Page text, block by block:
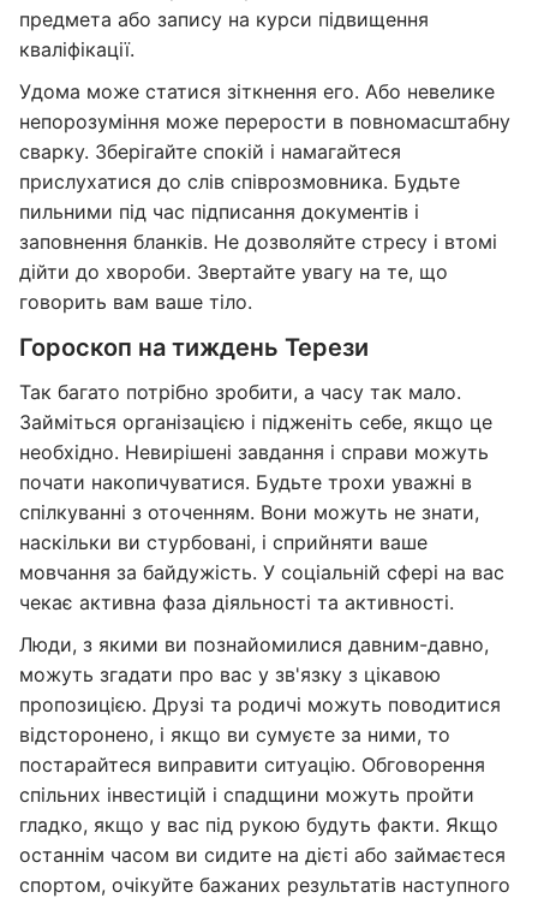
предмета або запису на курси підвищення
кваліфікації.
Удома може статися зіткнення его. Або невелике
непорозуміння може перерости в повномасштабну
сварку. Зберігайте спокій і намагайтеся
прислухатися до слів співрозмовника. Будьте
пильними під час підписання документів і
заповнення бланків. Не дозволяйте стресу і втомі
дійти до хвороби. Звертайте увагу на те, що
говорить вам ваше тіло.
Гороскоп на тиждень Терези
Так багато потрібно зробити, а часу так мало.
Займіться організацією і підженіть себе, якщо це
необхідно. Невирішені завдання і справи можуть
почати накопичуватися. Будьте трохи уважні в
спілкуванні з оточенням. Вони можуть не знати,
наскільки ви стурбовані, і сприйняти ваше
мовчання за байдужість. У соціальній сфері на вас
чекає активна фаза діяльності та активності.
Люди, з якими ви познайомилися давним-давно,
можуть згадати про вас у зв'язку з цікавою
пропозицією. Друзі та родичі можуть поводитися
відсторонено, і якщо ви сумуєте за ними, то
постарайтеся виправити ситуацію. Обговорення
спільних інвестицій і спадщини можуть пройти
гладко, якщо у вас під рукою будуть факти. Якщо
останнім часом ви сидите на дієті або займаєтеся
спортом, очікуйте бажаних результатів наступного